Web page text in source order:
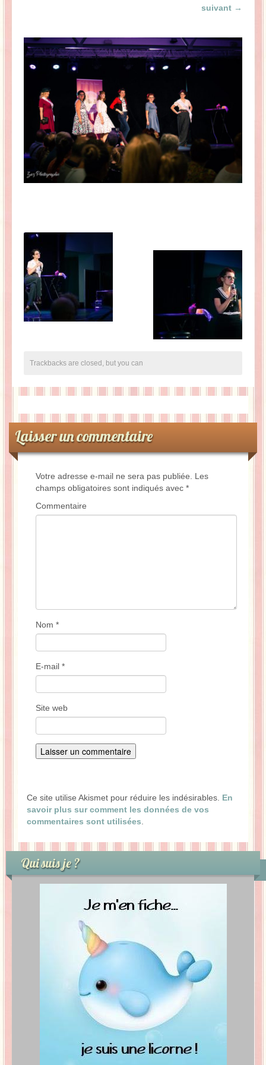
Ma période Weight Watchers
suivant →
Trackbacks are closed, but you can
Laisser un commentaire
Votre adresse e-mail ne sera pas publiée. Les
champs obligatoires sont indiqués avec *
Commentaire
Nom *
E-mail *
Site web
Ce site utilise Akismet pour réduire les indésirables. En
savoir plus sur comment les données de vos
commentaires sont utilisées.
Qui suis je ?